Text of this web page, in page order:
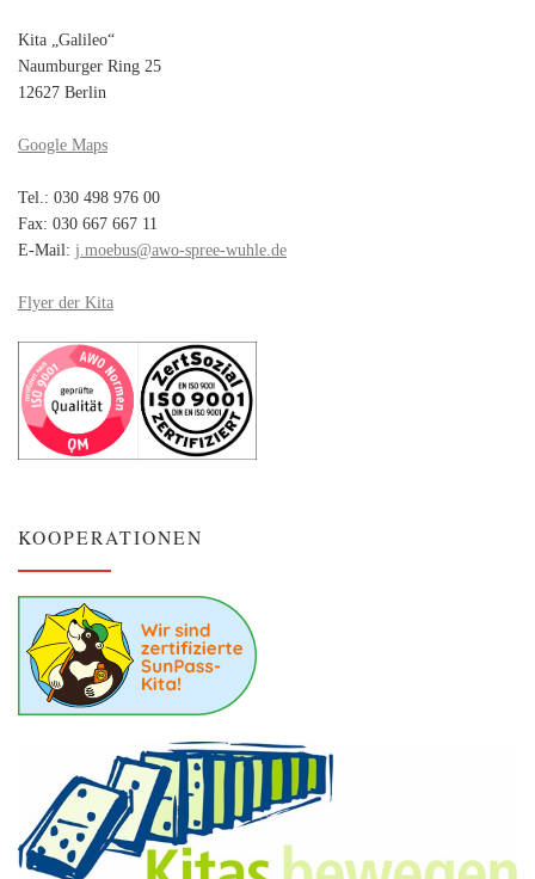
Kita „Galileo“
Naumburger Ring 25
12627 Berlin
Google Maps
Tel.: 030 498 976 00
Fax: 030 667 667 11
E-Mail: j.moebus@awo-spree-wuhle.de
Flyer der Kita
KOOPERATIONEN